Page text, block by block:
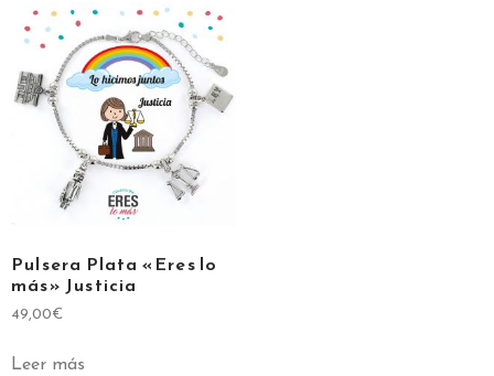
Pulsera Plata «Eres lo
más» Justicia
49,00€
Leer más